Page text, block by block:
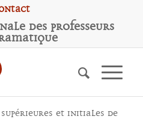
des Professeurs
supérieures et initiales de